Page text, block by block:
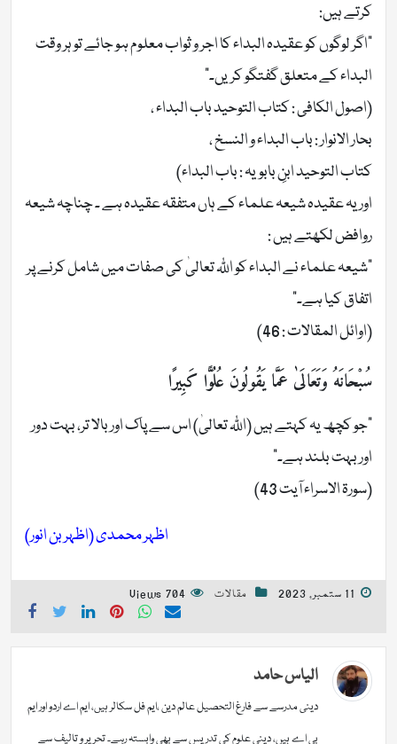
کرتے ہیں:
“اگر لوگوں کو عقیدہ البداء کا اجر و ثواب معلوم ہو جائے تو ہر وقت
البداء کے متعلق گفتگو کریں۔”
(اصول الکافی : کتاب التوحید باب البداء ،
بحار الانوار : باب البداء و النسخ ،
کتاب التوحید ابنِ بابویہ : باب البداء)
اور یہ عقیدہ شیعہ علماء کے ہاں متفقہ عقیدہ ہے ۔ چناچہ شیعہ
روافض لکھتے ہیں :
“شیعہ علماء نے البداء کو اللّٰہ تعالیٰ کی صفات میں شامل کرنے پر
اتفاق کیا ہے۔”
(اوائل المقالات : 46)
سُبْحَانَهُ وَتَعَالَىٰ عَمَّا يَقُولُونَ عُلُوًّا كَبِيرًا
“جو کچھ یہ کہتے ہیں (اللّٰہ تعالیٰ) اس سے پاک اور بالا تر، بہت دور
اور بہت بلند ہے۔”
(سورۃ الاسراء آیت 43)
اظہر محمدی (اظہر بن انور)
11 ستمبر, 2023 مقالات 704 Views
الیاس حامد
دینی مدرسے سے فارغ التحصیل عالم دین ،ایم فل سکالر ہیں، ایم اے اردو اور ایم
بی اے ہیں، دینی علوم کی تدریس سے بھی وابستہ رہے۔ تحریر و تالیف سے